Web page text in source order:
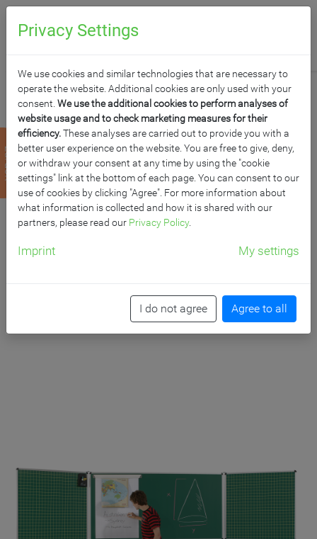
zurück WANDTAFEL
SCHULTAFEL AUS
STAHL, SERIE FZ ST,
GRÜN
Privacy Settings
We use cookies and similar technologies that are necessary to
operate the website. Additional cookies are only used with your
consent. We use the additional cookies to perform analyses of
website usage and to check marketing measures for their
efficiency.These analyses are carried out to provide you with a
better user experience on the website. You are free to give, deny,
or withdraw your consent at any time by using the "cookie
settings" link at the bottom of each page. You can consent to our
use of cookies by clicking "Agree". For more information about
what information is collected and how it is shared with our
partners, please read our Privacy Policy.
Imprint My settings
I do not agree Agree to all